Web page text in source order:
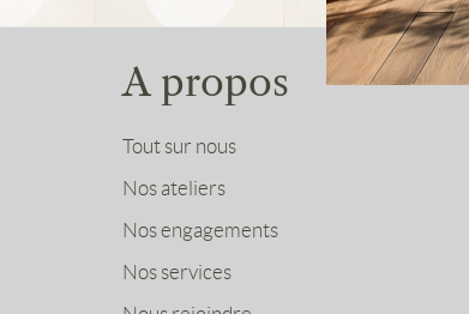
A propos
Tout sur nous
Nos ateliers
Nos engagements
Nos services